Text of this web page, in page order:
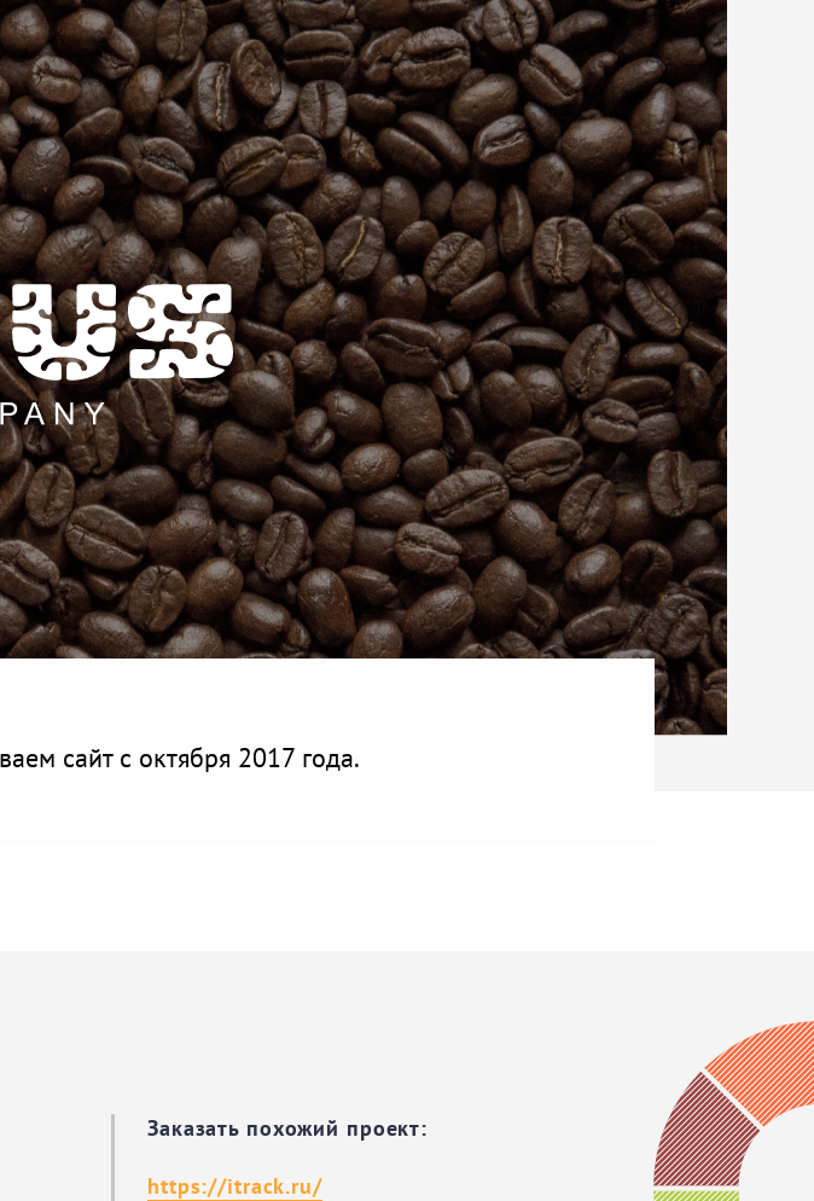
сайт с октября 2017 года.
Заказать похожий проект:
https://itrack.ru/